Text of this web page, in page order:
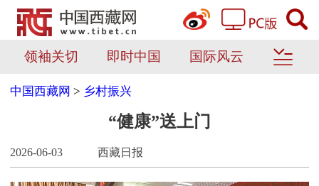
领袖关切 即时中国 国际风云
中国西藏网 > 乡村振兴
“健康”送上门
2026-06-03 西藏日报